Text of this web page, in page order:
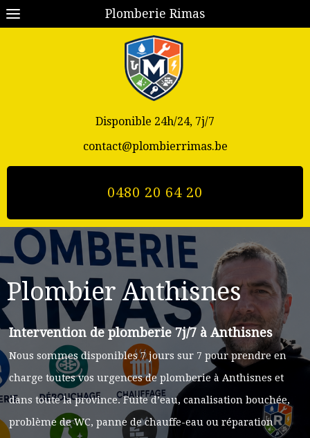
Plomberie Rimas
Disponible 24h/24, 7j/7
contact@plombierrimas.be
0480 20 64 20
Plombier Anthisnes
Intervention de plomberie 7j/7 à Anthisnes
Nous sommes disponibles 7 jours sur 7 pour prendre en
charge toutes vos urgences de plomberie à Anthisnes et
dans toute la province. Fuite d’eau, canalisation bouchée,
problème de WC, panne de chauffe-eau ou réparation